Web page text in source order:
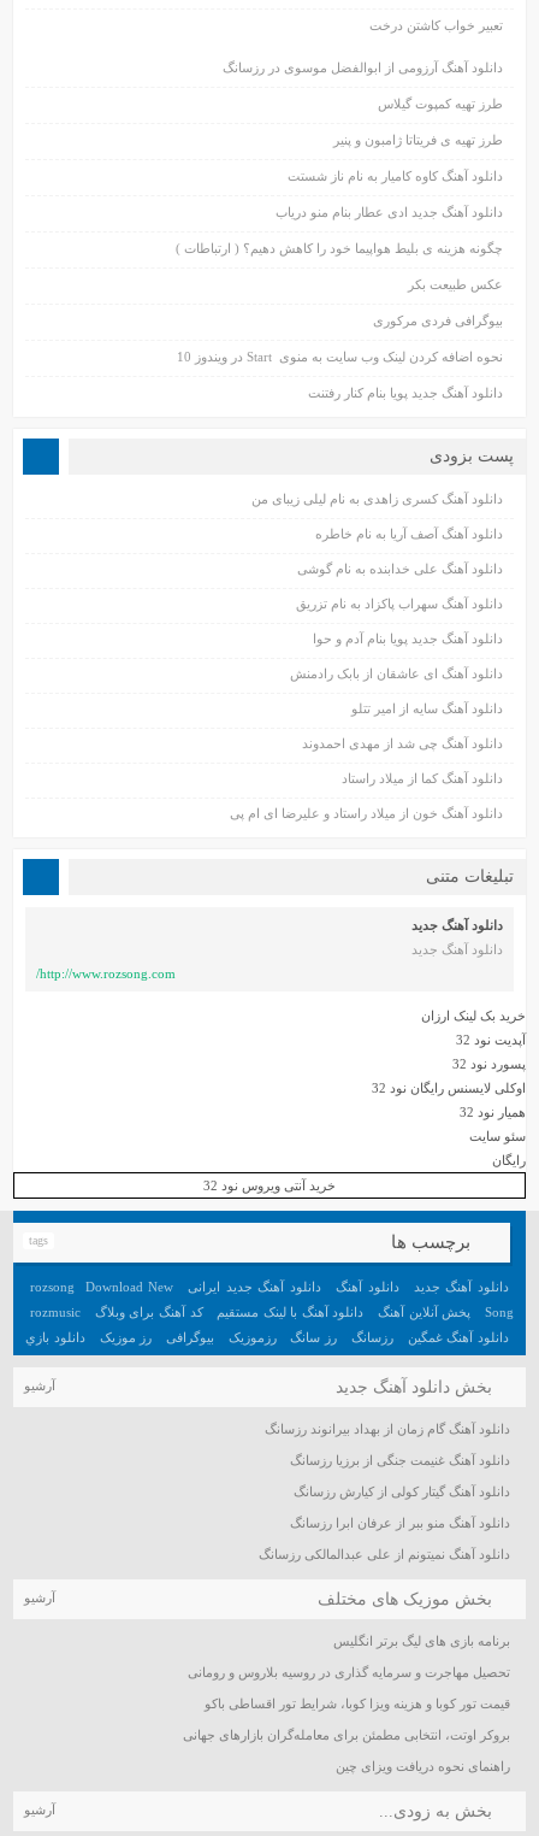
تعبیر خواب کاشتن درخت
دانلود آهنگ آرزومی از ابوالفضل موسوی در رزسانگ
طرز تهیه کمپوت گیلاس
طرز تهیه ی فریتاتا ژامبون و پنیر
دانلود آهنگ کاوه کامیار به نام ناز شستت
دانلود آهنگ جدید ادی عطار بنام منو دریاب
چگونه هزینه ی بلیط هواپیما خود را کاهش دهیم؟ ( ارتباطات )
عکس طبیعت بکر
بیوگرافی فردی مرکوری
نحوه اضافه کردن لینک وب سایت به منوی Start در ویندوز 10
دانلود آهنگ جدید پویا بنام کنار رفتنت
پست بزودی
دانلود آهنگ کسری زاهدی به نام لیلی زیبای من
دانلود آهنگ آصف آریا به نام خاطره
دانلود آهنگ علی خدابنده به نام گوشی
دانلود آهنگ سهراب پاکزاد به نام تزریق
دانلود آهنگ جدید پویا بنام آدم و حوا
دانلود آهنگ ای عاشقان از بابک رادمنش
دانلود آهنگ سایه از امیر تتلو
دانلود آهنگ چی شد از مهدی احمدوند
دانلود آهنگ کما از میلاد راستاد
دانلود آهنگ خون از میلاد راستاد و علیرضا ای ام پی
تبلیغات متنی
دانلود آهنگ جدید
دانلود آهنگ جدید
http://www.rozsong.com/
خرید بک لینک ارزان
آپدیت نود 32
پسورد نود 32
اوکلی لایسنس رایگان نود 32
همیار نود 32
سئو سایت
رایگان
خرید آنتی ویروس نود 32
برچسب ها tags
دانلود آهنگ جدید دانلود آهنگ دانلود آهنگ جدید ایرانی rozsong
Download New
Song
پخش آنلاین آهنگ دانلود آهنگ با لینک مستقیم کد آهنگ برای وبلاگ
rozmusic
دانلود آهنگ غمگین
رزسانگ رز سانگ رزموزیک بیوگرافی رز موزیک
دانلود بازي
بخش دانلود آهنگ جدید آرشیو
دانلود آهنگ گام زمان از بهداد بیرانوند رزسانگ
دانلود آهنگ غنیمت جنگی از برزیا رزسانگ
دانلود آهنگ گیتار کولی از کیارش رزسانگ
دانلود آهنگ منو ببر از عرفان ابرا رزسانگ
دانلود آهنگ نمیتونم از علی عبدالمالکی رزسانگ
بخش موزیک های مختلف آرشیو
برنامه بازی های لیگ برتر انگلیس
تحصیل مهاجرت و سرمایه گذاری در روسیه بلاروس و رومانی
قیمت تور کوبا و هزینه ویزا کوبا، شرایط تور اقساطی باکو
بروکر اوتت، انتخابی مطمئن برای معامله‌گران بازارهای جهانی
راهنمای نحوه دریافت ویزای چین
بخش به زودی... آرشیو